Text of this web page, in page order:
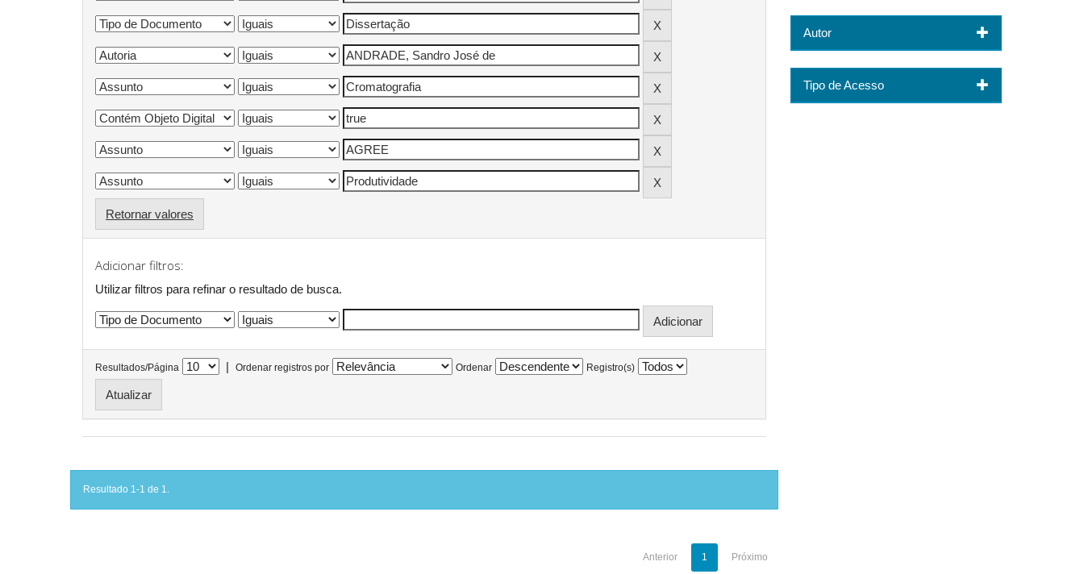
Retornar valores
Adicionar filtros:
Utilizar filtros para refinar o resultado de busca.
Resultados/Página | Ordenar registros por Ordenar Registro(s)
Resultado 1-1 de 1.
Anterior 1 Próximo
Autor
Tipo de Acesso